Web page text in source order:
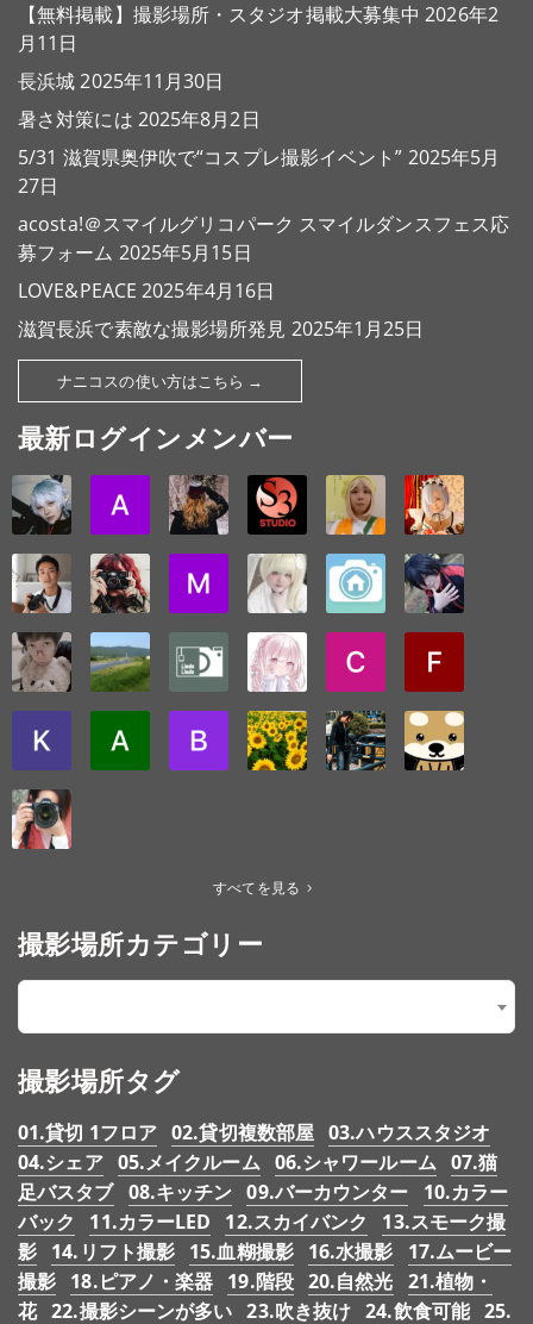
【無料掲載】撮影場所・スタジオ掲載大募集中 2026年2
月11日
長浜城 2025年11月30日
暑さ対策には 2025年8月2日
5/31 滋賀県奥伊吹で“コスプレ撮影イベント” 2025年5月
27日
acosta!＠スマイルグリコパーク スマイルダンスフェス応
募フォーム 2025年5月15日
LOVE&PEACE 2025年4月16日
滋賀長浜で素敵な撮影場所発見 2025年1月25日
ナニコスの使い方はこちら →
最新ログインメンバー
すべてを見る
撮影場所カテゴリー
×
撮影場所タグ
01.貸切 1フロア 02.貸切複数部屋 03.ハウススタジオ
04.シェア 05.メイクルーム 06.シャワールーム 07.猫
足バスタブ 08.キッチン 09.バーカウンター
10.カラー
バック
11.カラーLED 12.スカイバンク
13.スモーク撮
影 14.リフト撮影 15.血糊撮影 16.水撮影
17.ムービー
撮影 18.ピアノ・楽器 19.階段 20.自然光 21.植物・
花 22.撮影シーンが多い 23.吹き抜け 24.飲食可能 25.